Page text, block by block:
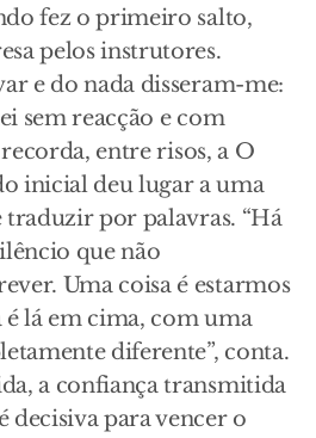
fez o primeiro salto,
pelos instrutores.
e do nada disseram-me:
sem reacção e com
entre risos, a O
inicial deu lugar a uma
por palavras. “Há
que não
Uma coisa é estarmos
lá em cima, com uma
diferente”, conta.
a confiança transmitida
decisiva para vencer o